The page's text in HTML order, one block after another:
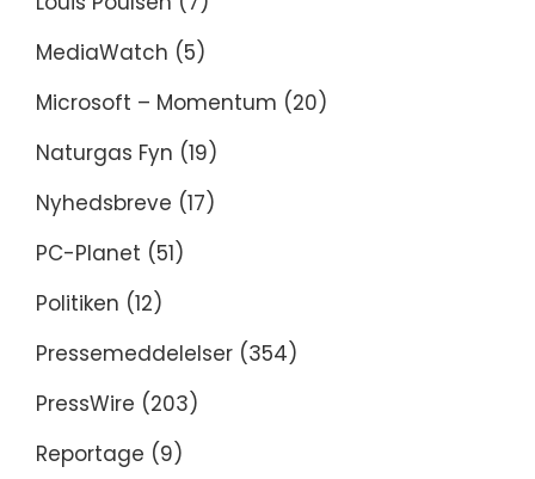
MediaWatch (5)
Microsoft – Momentum (20)
Naturgas Fyn (19)
Nyhedsbreve (17)
PC-Planet (51)
Politiken (12)
Pressemeddelelser (354)
PressWire (203)
Reportage (9)